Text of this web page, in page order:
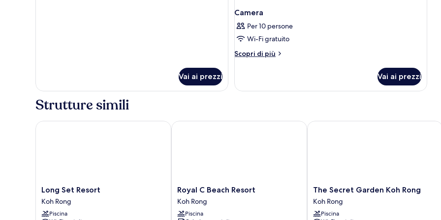
Vai ai prezzi
Camera
Per 10 persone
Wi-Fi gratuito
Scopri di più
Altri
Vai ai prezzi
Strutture simili
Long
Set
Resort
Koh
Long Set Resort
Koh Rong
Piscina
Long Set Resort
Royal
C
Beach
Resort
Royal C Beach Resort
Koh Rong
Piscina
Royal C Beach Resort
The
Secret
Garden
Koh
The Secret Garden Koh Rong
Koh Rong
Piscina
The Secret Garden Koh Rong